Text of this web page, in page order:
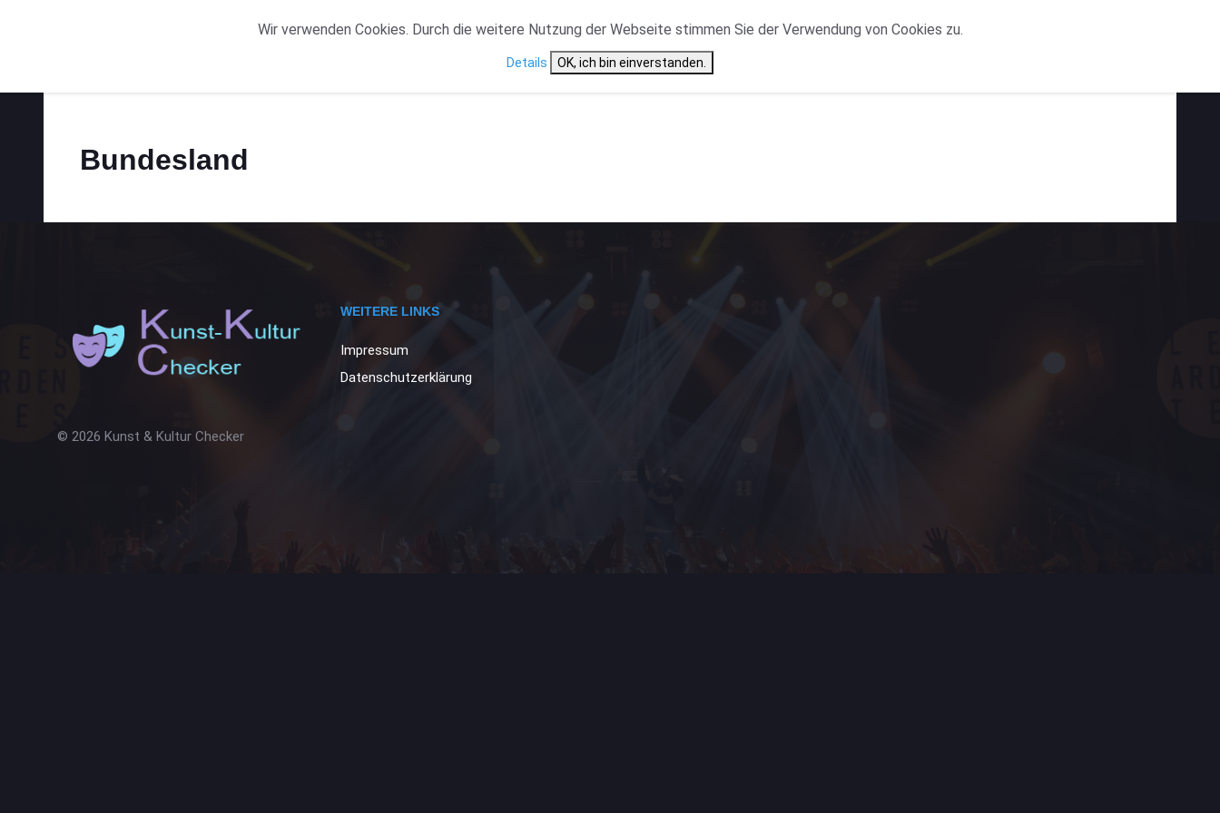
START ORTE VERANSTALTUNGSTYP NEWS CAST ÜBERSICHT
Bundesland
© 2026 Kunst & Kultur Checker
WEITERE LINKS
Impressum
Datenschutzerklärung
Wir verwenden Cookies. Durch die weitere Nutzung der Webseite stimmen Sie der Verwendung von Cookies zu.
Details OK, ich bin einverstanden.